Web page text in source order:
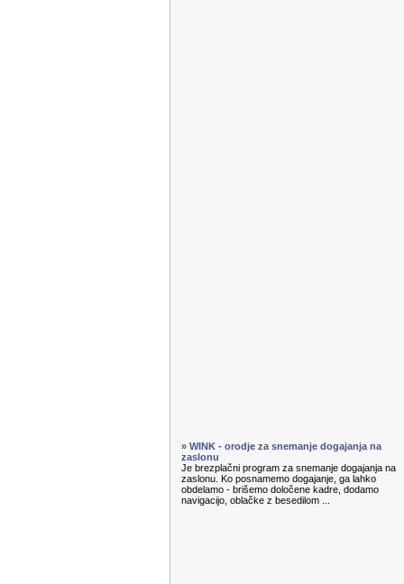
» WINK - orodje za snemanje dogajanja na
zaslonu
Je brezplačni program za snemanje dogajanja na
zaslonu. Ko posnamemo dogajanje, ga lahko
obdelamo - brišemo določene kadre, dodamo
navigacijo, oblačke z besedilom ...